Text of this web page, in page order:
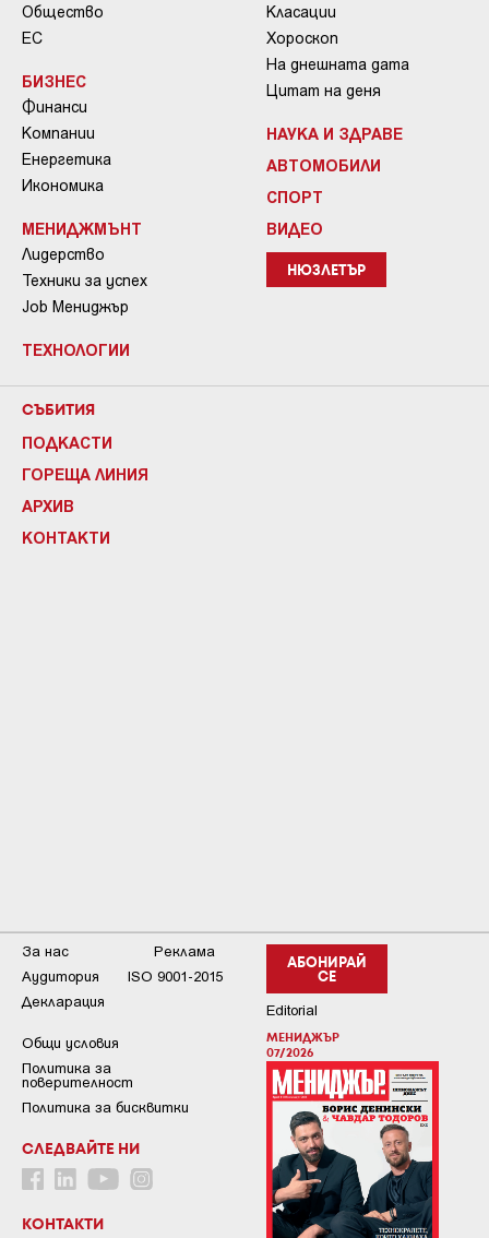
Общество
ЕС
БИЗНЕС
Финанси
Компании
Енергетика
Икономика
МЕНИДЖМЪНТ
Лидерство
Техники за успех
Job Мениджър
ТЕХНОЛОГИИ
Класации
Хороскоп
На днешната дата
Цитат на деня
НАУКА И ЗДРАВЕ
АВТОМОБИЛИ
СПОРТ
ВИДЕО
НЮЗЛЕТЪР
СЪБИТИЯ
ПОДКАСТИ
ГОРЕЩА ЛИНИЯ
АРХИВ
КОНТАКТИ
АБОНИРАЙ
СЕ
Editorial
МЕНИДЖЪР
07/2026
За нас
Реклама
Аудитория
ISO 9001-2015
Декларация
Общи условия
Пoлитикa зa
пoвepитeлнocт
Политика за бисквитки
СЛЕДВАЙТЕ НИ
КОНТАКТИ